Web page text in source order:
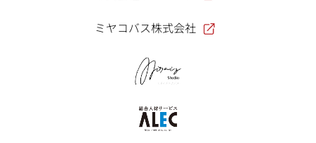
ミヤコバス株式会社